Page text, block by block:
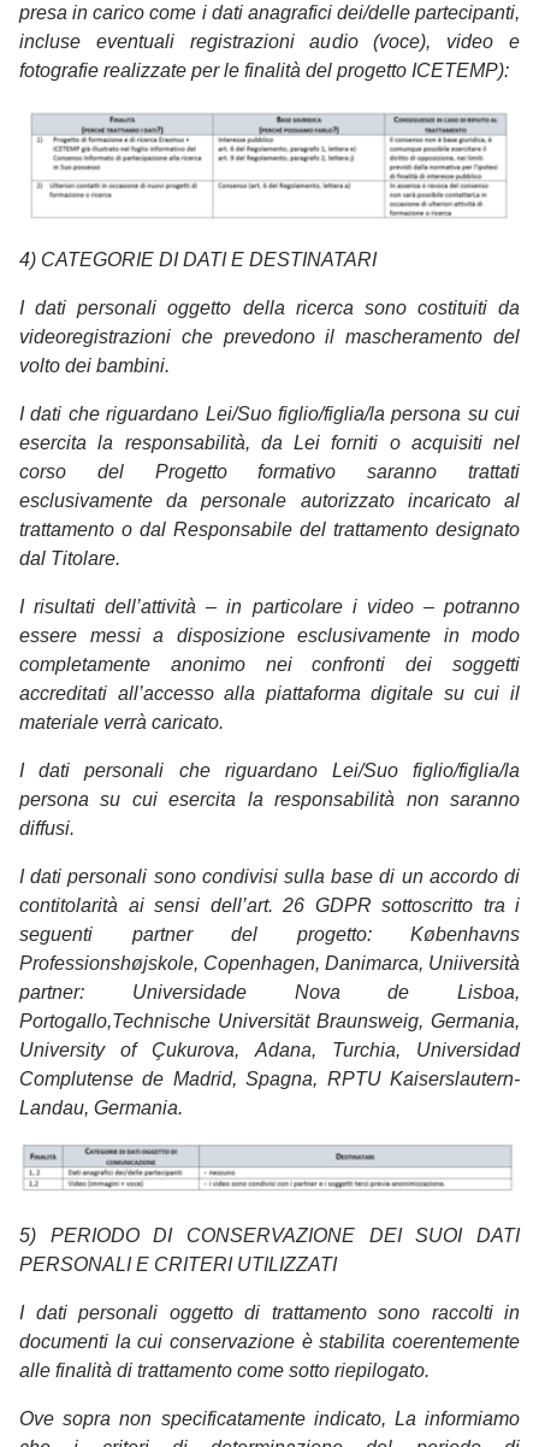
presa in carico come i dati anagrafici dei/delle partecipanti,
incluse eventuali registrazioni audio (voce), video e
fotografie realizzate per le finalità del progetto ICETEMP):
4) CATEGORIE DI DATI E DESTINATARI
I dati personali oggetto della ricerca sono costituiti da
videoregistrazioni che prevedono il mascheramento del
volto dei bambini.
I dati che riguardano Lei/Suo figlio/figlia/la persona su cui
esercita la responsabilità, da Lei forniti o acquisiti nel
corso del Progetto formativo saranno trattati
esclusivamente da personale autorizzato incaricato al
trattamento o dal Responsabile del trattamento designato
dal Titolare.
I risultati dell’attività – in particolare i video – potranno
essere messi a disposizione esclusivamente in modo
completamente anonimo nei confronti dei soggetti
accreditati all’accesso alla piattaforma digitale su cui il
materiale verrà caricato.
I dati personali che riguardano Lei/Suo figlio/figlia/la
persona su cui esercita la responsabilità non saranno
diffusi.
I dati personali sono condivisi sulla base di un accordo di
contitolarità ai sensi dell’art. 26 GDPR sottoscritto tra i
seguenti partner del progetto: Københavns
Professionshøjskole, Copenhagen, Danimarca, Uniiversità
partner: Universidade Nova de Lisboa,
Portogallo,Technische Universität Braunsweig, Germania,
University of Çukurova, Adana, Turchia, Universidad
Complutense de Madrid, Spagna, RPTU Kaiserslautern-
Landau, Germania.
5) PERIODO DI CONSERVAZIONE DEI SUOI DATI
PERSONALI E CRITERI UTILIZZATI
I dati personali oggetto di trattamento sono raccolti in
documenti la cui conservazione è stabilita coerentemente
alle finalità di trattamento come sotto riepilogato.
Ove sopra non specificatamente indicato, La informiamo